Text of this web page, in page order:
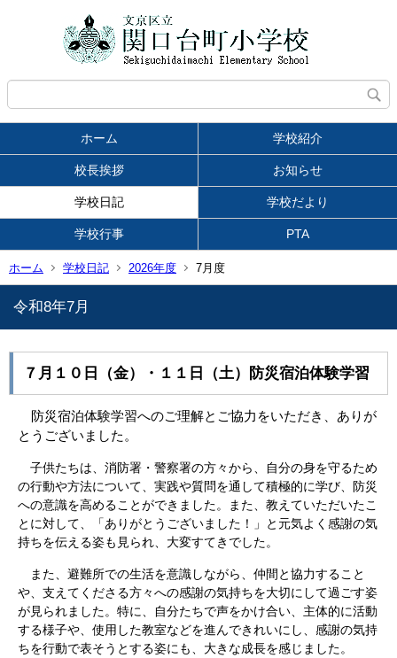
ホーム 学校紹介
校長挨拶 お知らせ
学校日記 学校だより
学校行事 PTA
ホーム 学校日記 2026年度 7月度
令和8年7月
７月１０日（金）・１１日（土）防災宿泊体験学習
防災宿泊体験学習へのご理解とご協力をいただき、ありが
とうございました。
子供たちは、消防署・警察署の方々から、自分の身を守るため
の行動や方法について、実践や質問を通して積極的に学び、防災
への意識を高めることができました。また、教えていただいたこ
とに対して、「ありがとうございました！」と元気よく感謝の気
持ちを伝える姿も見られ、大変すてきでした。
また、避難所での生活を意識しながら、仲間と協力すること
や、支えてくださる方々への感謝の気持ちを大切にして過ごす姿
が見られました。特に、自分たちで声をかけ合い、主体的に活動
する様子や、使用した教室などを進んできれいにし、感謝の気持
ちを行動で表そうとする姿にも、大きな成長を感じました。